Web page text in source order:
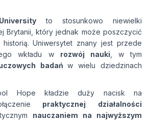
16 lat oraz wyrażasz zgodę na
Twoich danych osobowych w
zgodnie z naszą Polityką
Prywatności.
to stosunkowo niewielki
Brytanii, który jednak może poszczycić
Uniwersytet znany jest przede
wkładu w rozwój nauki , w tym
badańw wielu dziedzinach
Hope kładzie duży nacisk na
praktycznej działalności
nauczaniem na najwyższym